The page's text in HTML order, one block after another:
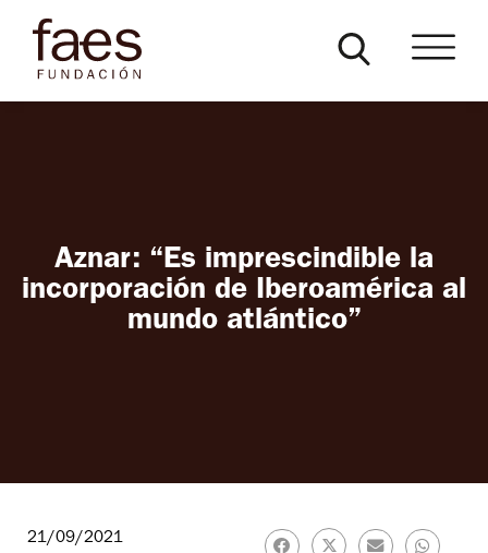
Aznar: “Es imprescindible la
incorporación de Iberoamérica al
mundo atlántico”
21/09/2021